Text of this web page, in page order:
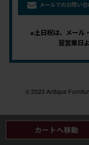
メールでのお問い合
※土日祝は、メール
翌営業日
© 2023 Antique
カートへ移動